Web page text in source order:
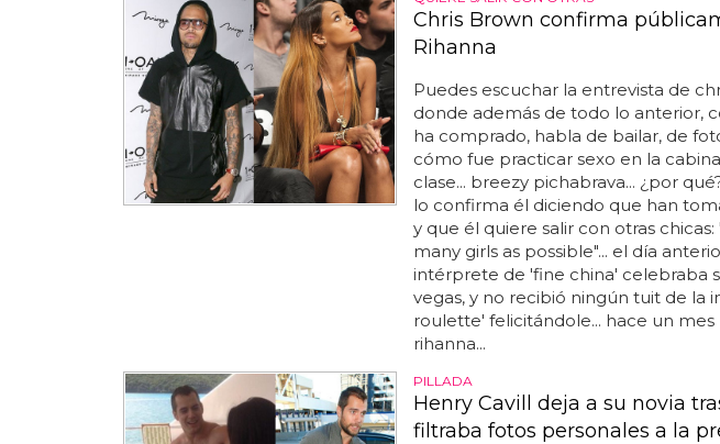
Chris Brown confirma
Rihanna
Puedes escuchar la entrevista de
donde además de todo lo anterior,
ha comprado, habla de bailar, de
cómo fue practicar sexo en la
clase... breezy pichabrava... ¿por
lo confirma él diciendo que han
y que él quiere salir con otras
many girls as possible"... el día
intérprete de 'fine china' celebraba
vegas, y no recibió ningún tuit de la
roulette' felicitándole... hace un
rihanna...
PILLADA
Henry Cavill deja a su novia
filtraba fotos personales a la